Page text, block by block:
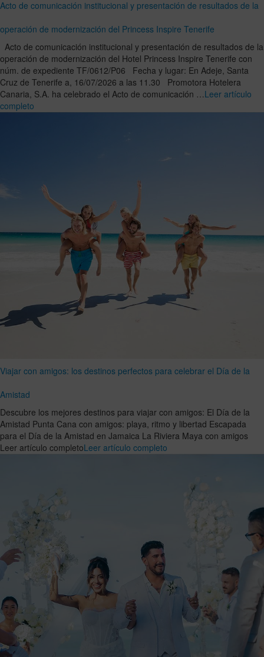
Acto de comunicación institucional y presentación de resultados de la
operación de modernización del Princess Inspire Tenerife
Acto de comunicación institucional y presentación de resultados de la
operación de modernización del Hotel Princess Inspire Tenerife con
núm. de expediente TF/0612/P06 Fecha y lugar: En Adeje, Santa
Cruz de Tenerife a, 16/07/2026 a las 11.30 Promotora Hotelera
Canaria, S.A. ha celebrado el Acto de comunicación …Leer artículo
completo
Viajar con amigos: los destinos perfectos para celebrar el Día de la
Amistad
Descubre los mejores destinos para viajar con amigos: El Día de la
Amistad Punta Cana con amigos: playa, ritmo y libertad Escapada
para el Día de la Amistad en Jamaica La Riviera Maya con amigos
Leer artículo completoLeer artículo completo